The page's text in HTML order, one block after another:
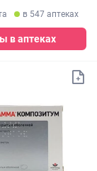
в 547 аптеках
в аптеках